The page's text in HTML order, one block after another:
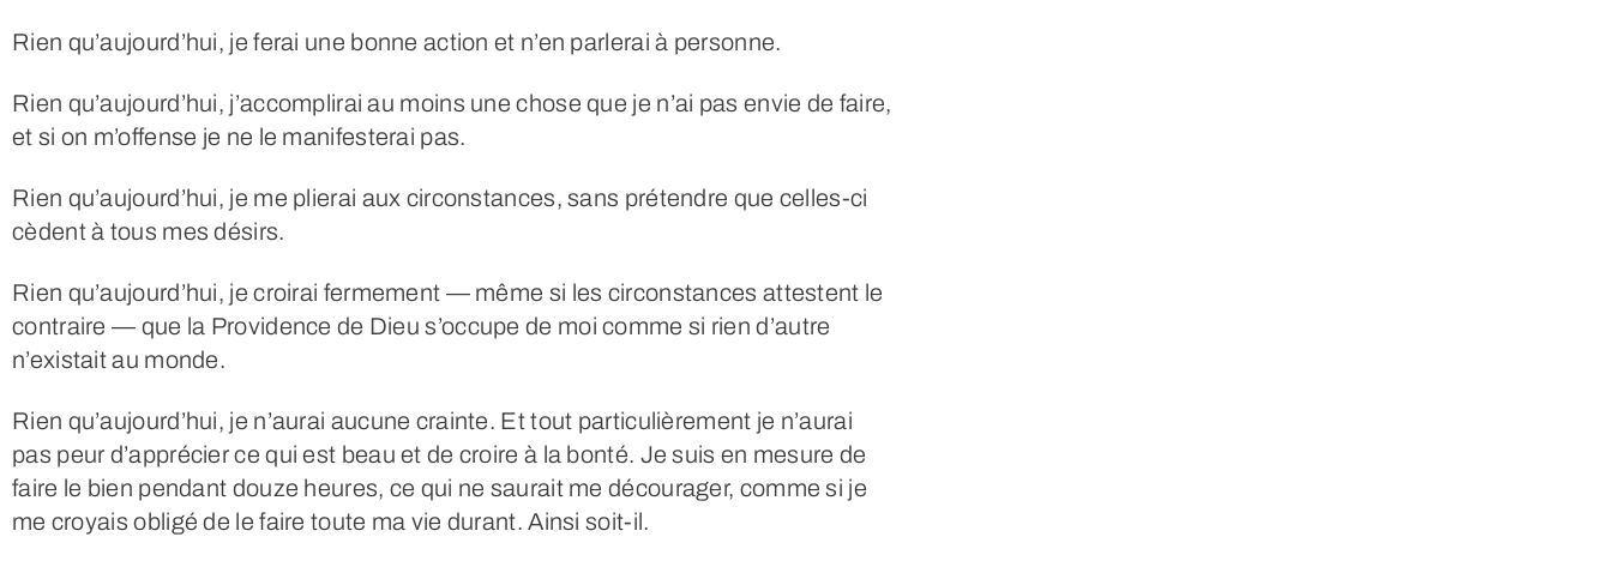
Rien qu’aujourd’hui, je ferai une bonne action et n’en parlerai à personne.
Rien qu’aujourd’hui, j’accomplirai au moins une chose que je n’ai pas envie de faire,
et si on m’offense je ne le manifesterai pas.
Rien qu’aujourd’hui, je me plierai aux circonstances, sans prétendre que celles-ci
cèdent à tous mes désirs.
Rien qu’aujourd’hui, je croirai fermement — même si les circonstances attestent le
contraire — que la Providence de Dieu s’occupe de moi comme si rien d’autre
n’existait au monde.
Rien qu’aujourd’hui, je n’aurai aucune crainte. Et tout particulièrement je n’aurai
pas peur d’apprécier ce qui est beau et de croire à la bonté. Je suis en mesure de
faire le bien pendant douze heures, ce qui ne saurait me décourager, comme si je
me croyais obligé de le faire toute ma vie durant. Ainsi soit-il.